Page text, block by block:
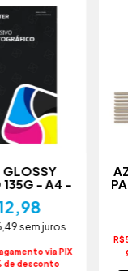
GLOSSY
135G - A4 -
sem juros
via PIX
de desconto